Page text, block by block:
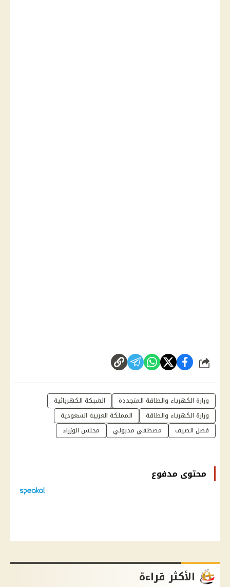
شارك
وزارة الكهرباء والطاقة المتجددة
الشبكة الكهربائية
وزارة الكهرباء والطاقة
المملكة العربية السعودية
فصل الصيف
مصطفي مدبولي مجلس الوزراء
محتوى مدفوع
الأكثر قراءة